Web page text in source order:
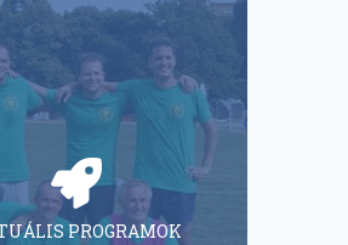
PROGRAMOK